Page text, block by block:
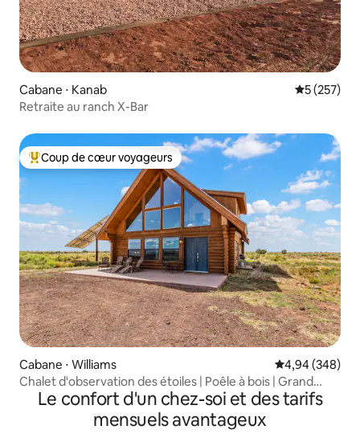
Cabane ⋅ Kanab Évaluation
5 (257)
Retraite au ranch X-Bar
Coups de cœur voyageurs les plus appréciés
Coup de cœur voyageurs
Cabane ⋅ Williams Évaluation
4,94 (348)
Chalet d'observation des étoiles | Poêle à bois | Grand
Canyon à 30 minutes
Le confort d'un chez-soi et des tarifs
mensuels avantageux